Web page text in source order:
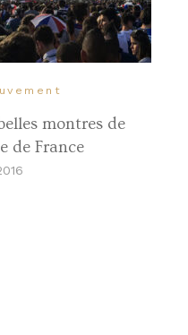
montres de
de France